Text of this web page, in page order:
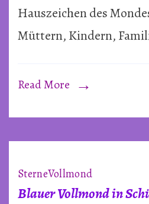
Hauszeichen des
Müttern, Kindern,
Read More
SterneVollmond
Blauer Vollmond in